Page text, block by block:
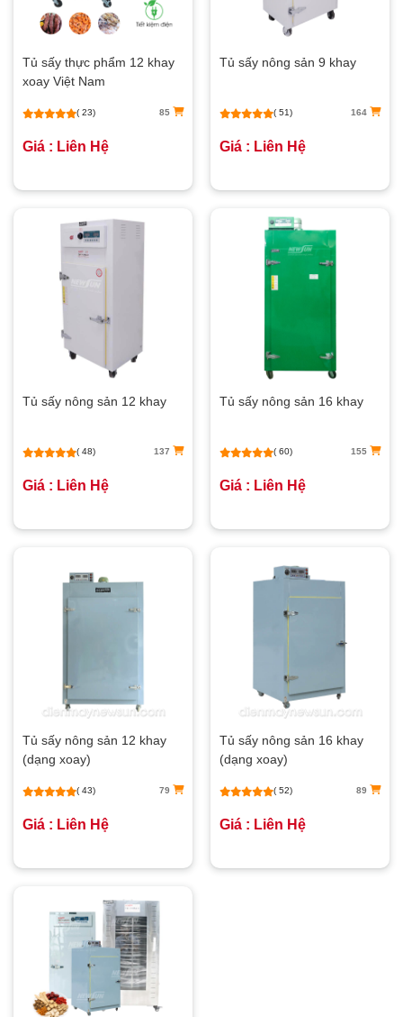
Tủ sấy thực phẩm 12 khay
xoay Việt Nam
( 23) 85
Giá : Liên Hệ
Tủ sấy nông sản 9 khay
( 51) 164
Giá : Liên Hệ
Tủ sấy nông sản 12 khay
( 48) 137
Giá : Liên Hệ
Tủ sấy nông sản 16 khay
( 60) 155
Giá : Liên Hệ
Tủ sấy nông sản 12 khay
(dạng xoay)
( 43) 79
Giá : Liên Hệ
Tủ sấy nông sản 16 khay
(dạng xoay)
( 52) 89
Giá : Liên Hệ